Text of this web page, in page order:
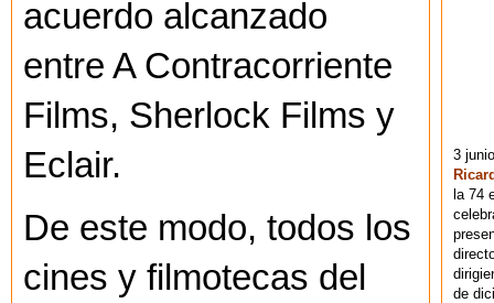
acuerdo alcanzado
entre A Contracorriente
Films, Sherlock Films y
Eclair.
De este modo, todos los
cines y filmotecas del
3
la 74
de